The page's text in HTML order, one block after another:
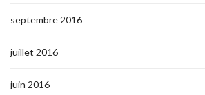
septembre 2016
juillet 2016
juin 2016